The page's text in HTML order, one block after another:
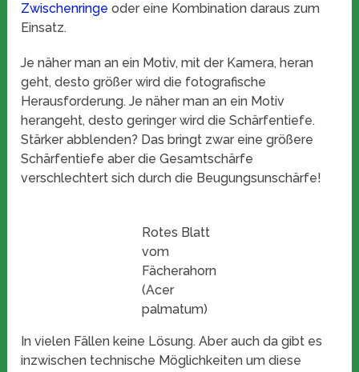
Zwischenringe oder eine Kombination daraus zum
Einsatz.
Je näher man an ein Motiv, mit der Kamera, heran
geht, desto größer wird die fotografische
Herausforderung. Je näher man an ein Motiv
herangeht, desto geringer wird die Schärfentiefe.
Stärker abblenden? Das bringt zwar eine größere
Schärfentiefe aber die Gesamtschärfe
verschlechtert sich durch die Beugungsunschärfe!
Rotes Blatt
vom
Fächerahorn
(Acer
palmatum)
In vielen Fällen keine Lösung. Aber auch da gibt es
inzwischen technische Möglichkeiten um diese